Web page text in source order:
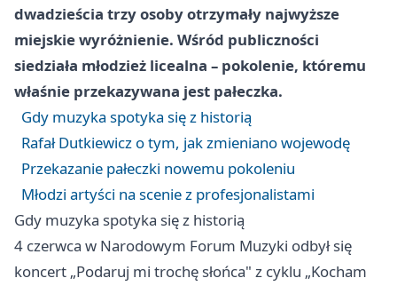
dwadzieścia trzy osoby otrzymały najwyższe
miejskie wyróżnienie. Wśród publiczności
siedziała młodzież licealna – pokolenie, któremu
właśnie przekazywana jest pałeczka.
Gdy muzyka spotyka się z historią
Rafał Dutkiewicz o tym, jak zmieniano wojewodę
Przekazanie pałeczki nowemu pokoleniu
Młodzi artyści na scenie z profesjonalistami
Gdy muzyka spotyka się z historią
4 czerwca w Narodowym Forum Muzyki odbył się
koncert „Podaruj mi trochę słońca" z cyklu „Kocham